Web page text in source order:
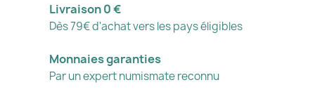
Livraison 0 €
Dès 79€ d'achat vers les pays éligibles
Monnaies garanties
Par un expert numismate reconnu